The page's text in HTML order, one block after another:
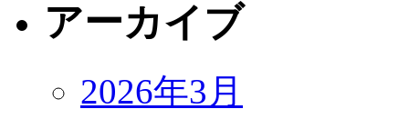
アーカイブ
2026年3月